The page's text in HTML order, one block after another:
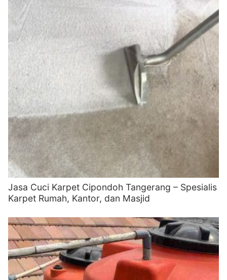
Jasa Cuci Karpet Cipondoh Tangerang – Spesialis
Karpet Rumah, Kantor, dan Masjid